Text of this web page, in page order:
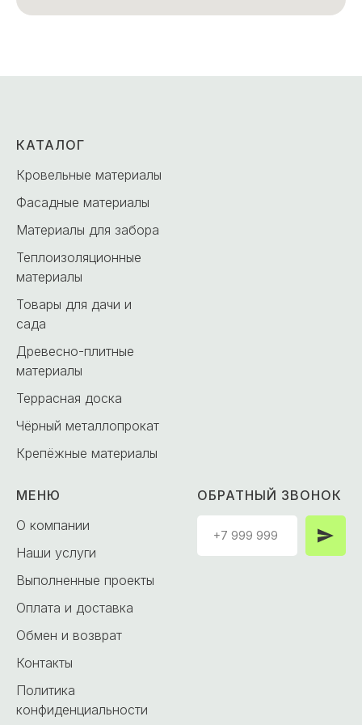
КАТАЛОГ
Кровельные материалы
Фасадные материалы
Материалы для забора
Теплоизоляционные
материалы
Товары для дачи и
сада
Древесно-плитные
материалы
Террасная доска
Чёрный металлопрокат
Крепёжные материалы
МЕНЮ
О компании
Наши услуги
Выполненные проекты
Оплата и доставка
Обмен и возврат
Контакты
Политика
конфиденциальности
ОБРАТНЫЙ ЗВОНОК